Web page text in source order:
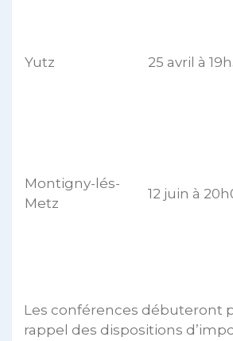
Yutz 25 avril à
Montigny-lés-
Metz
12 juin à
Les conférences débuteront
rappel des dispositions